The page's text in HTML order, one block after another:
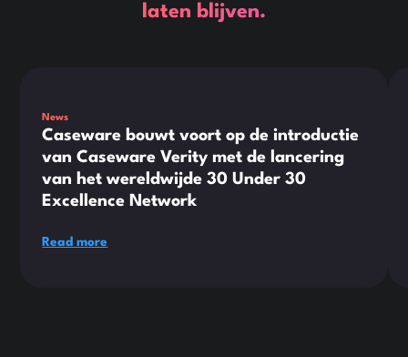
laten blijven.
News
Caseware bouwt voort op de introductie
van Caseware Verity met de lancering
van het wereldwijde 30 Under 30
Excellence Network
Read more